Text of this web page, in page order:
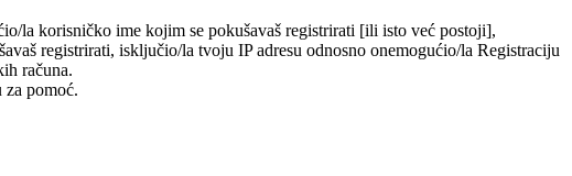
la korisničko ime kojim se pokušavaš registrirati [ili isto već postoji],
registrirati, isključio/la tvoju IP adresu odnosno onemogućio/la Registraciju
računa.
pomoć.